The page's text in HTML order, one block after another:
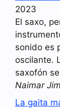
2023
El saxo,
sonido es
oscilante.
saxofón
Naimar
La gaita